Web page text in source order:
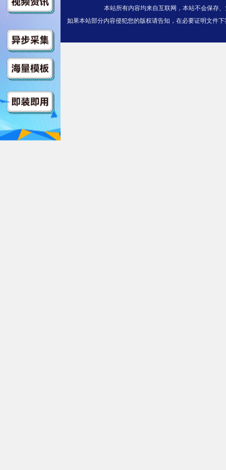
$https://
ndex.m3u8
第06集
$https://
o/index.m3u8
本站所有内容均来自互联网，本站不会保存
如果本站部分内容侵犯您的版权请告知，在必要证明文件